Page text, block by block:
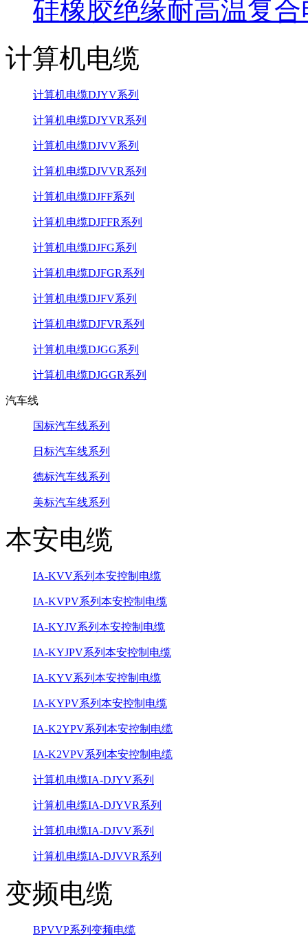
硅橡胶绝缘耐高温复合
计算机电缆
计算机电缆DJYV系列
计算机电缆DJYVR系列
计算机电缆DJVV系列
计算机电缆DJVVR系列
计算机电缆DJFF系列
计算机电缆DJFFR系列
计算机电缆DJFG系列
计算机电缆DJFGR系列
计算机电缆DJFV系列
计算机电缆DJFVR系列
计算机电缆DJGG系列
计算机电缆DJGGR系列
汽车线
国标汽车线系列
日标汽车线系列
德标汽车线系列
美标汽车线系列
本安电缆
IA-KVV系列本安控制电缆
IA-KVPV系列本安控制电缆
IA-KYJV系列本安控制电缆
IA-KYJPV系列本安控制电缆
IA-KYV系列本安控制电缆
IA-KYPV系列本安控制电缆
IA-K2YPV系列本安控制电缆
IA-K2VPV系列本安控制电缆
计算机电缆IA-DJYV系列
计算机电缆IA-DJYVR系列
计算机电缆IA-DJVV系列
计算机电缆IA-DJVVR系列
变频电缆
BPVVP系列变频电缆